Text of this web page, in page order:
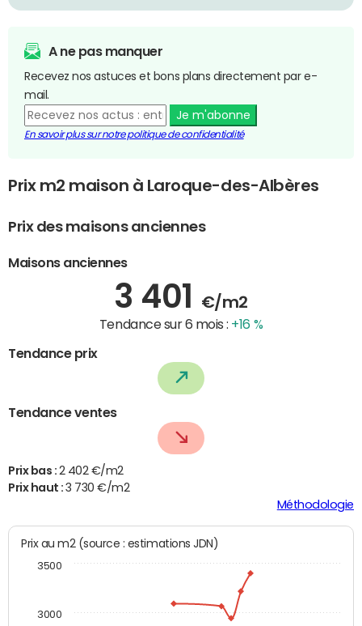
A ne pas manquer
Recevez nos astuces et bons plans directement par e-
mail.
Je m'abonne
En savoir plus sur notre politique de confidentialité
Prix m2 maison à Laroque-des-Albères
Prix des maisons anciennes
Maisons anciennes
3 401 €/m2
Tendance sur 6 mois : +16 %
Tendance prix
Tendance ventes
Prix bas : 2 402 €/m2
Prix haut :3 730 €/m2
Méthodologie
Prix au m2 (source : estimations JDN)
3000
3500